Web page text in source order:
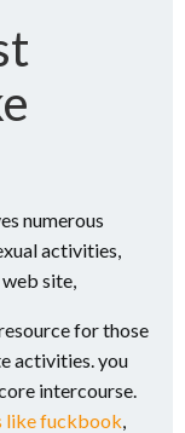
numerous
activities,
site,
for those
activities. you
intercourse.
like fuckbook